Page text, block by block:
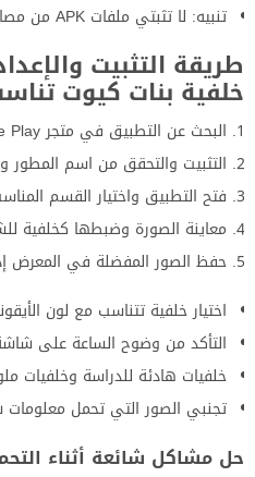
تنبيه: لا تثبتي ملفات APK من مصادر غير رسمية
طريقة التثبيت
خلفية بنات كيوت
البحث عن التطبيق في متجر Google Play أو App Store
التثبيت والتحقق من اسم المطور
فتح التطبيق واختيار القسم
معاينة الصورة وضبطها كخلفية
حفظ الصور المفضلة في المعرض
اختيار خلفية تتناسب مع لون
التأكد من وضوح الساعة على
خلفيات هادئة للدراسة وخلفيات
تجنبي الصور التي تحمل
حل مشاكل شائعة أثناء